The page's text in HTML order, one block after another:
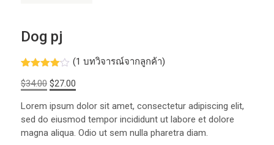
Dog pj
คะแนน
4.00จาก
5 คะแนน
เต็มบน
การให้
คะแนน
ของลูกค้า
(1 บทวิจารณ์จากลูกค้า)
$34.00 Original
was:
$34.00.
$27.00
is:
$27.00.
Lorem ipsum dolor sit amet, consectetur adipiscing elit,
sed do eiusmod tempor incididunt ut labore et dolore
magna aliqua. Odio ut sem nulla pharetra diam.